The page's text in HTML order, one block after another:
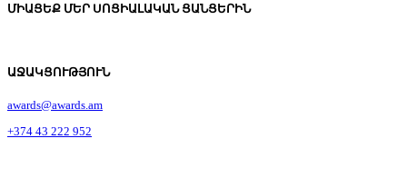
ՄԻԱՑԵՔ ՄԵՐ ՍՈՑԻԱԼԱԿԱՆ ՑԱՆՑԵՐԻՆ
ԱՋԱԿՑՈՒԹՅՈՒՆ
awards@awards.am
+374 43 222 952